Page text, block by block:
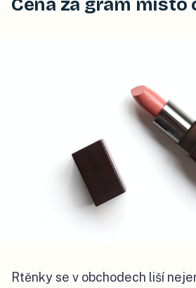
Cena za gram místo
Rtěnky se v obchodech liší